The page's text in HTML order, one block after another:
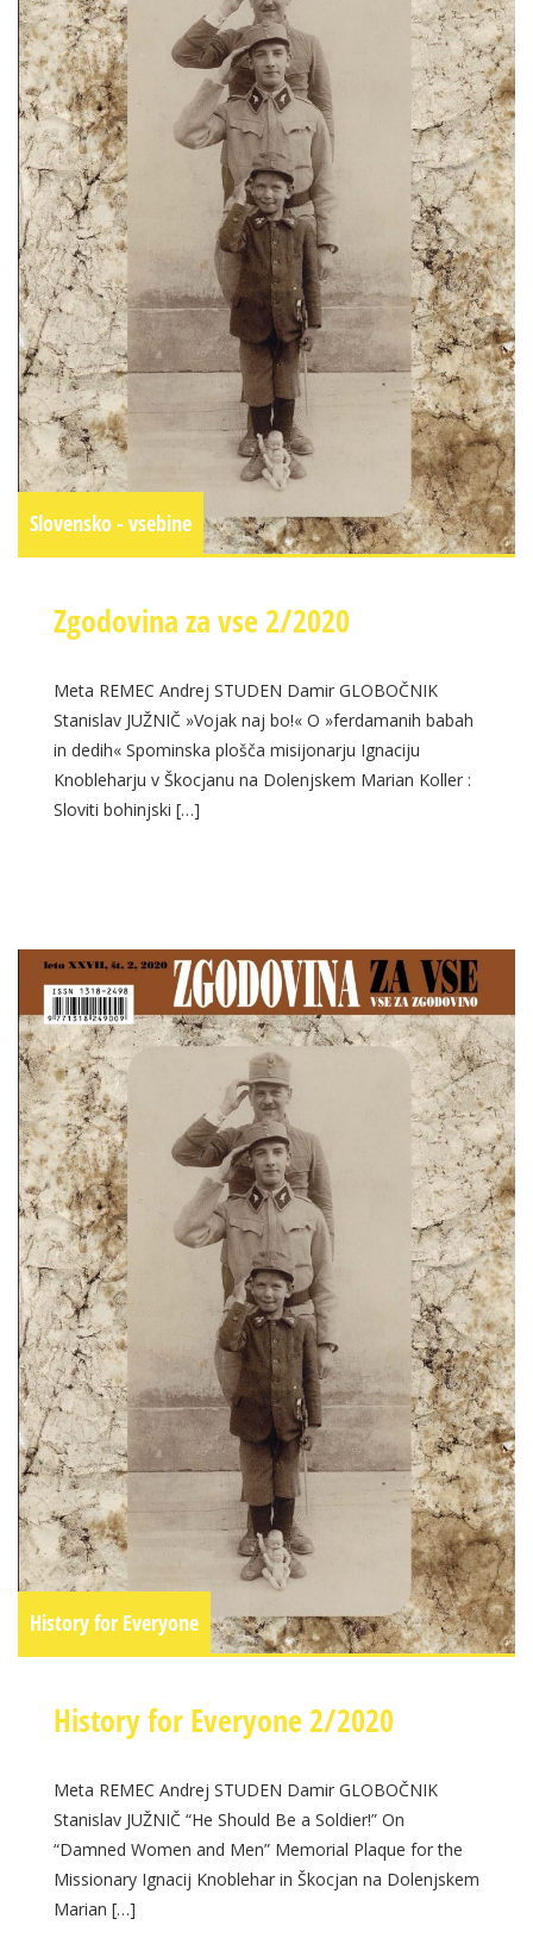
Slovensko - vsebine
Zgodovina za vse 2/2020
Meta REMEC Andrej STUDEN Damir GLOBOČNIK
Stanislav JUŽNIČ »Vojak naj bo!« O »ferdamanih babah
in dedih« Spominska plošča misijonarju Ignaciju
Knobleharju v Škocjanu na Dolenjskem Marian Koller :
Sloviti bohinjski […]
History for Everyone
History for Everyone 2/2020
Meta REMEC Andrej STUDEN Damir GLOBOČNIK
Stanislav JUŽNIČ “He Should Be a Soldier!” On
“Damned Women and Men” Memorial Plaque for the
Missionary Ignacij Knoblehar in Škocjan na Dolenjskem
Marian […]